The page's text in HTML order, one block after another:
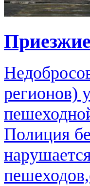
регионов)
Полиция